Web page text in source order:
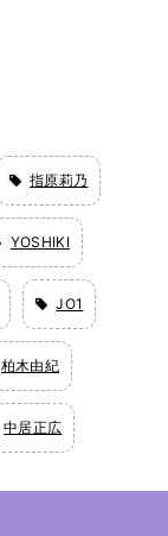
指原莉乃
YOSHIKI
JO1
柏木由紀
中居正広